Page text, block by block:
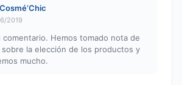
2019
comentario. Hemos tomado nota de
la elección de los productos y
mucho.